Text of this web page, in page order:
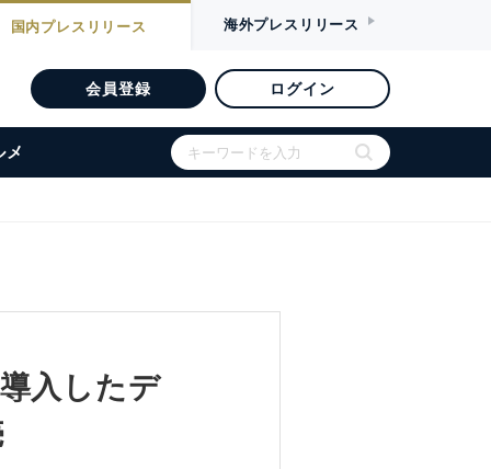
国内プレスリリース 海外プレスリリース
会員登録 ログイン
メ
入したデ